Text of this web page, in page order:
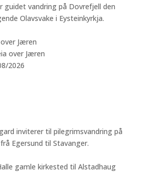
guidet vandring på Dovrefjell den
Olavsvake i Eysteinkyrkja.
Jæren
2026
inviterer til pilegrimsvandring på
Egersund til Stavanger.
gamle kirkested til Alstadhaug